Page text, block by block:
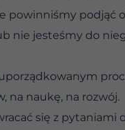
powinniśmy podjąć
nie jesteśmy do
na naukę, na rozwój.
się z pytaniami